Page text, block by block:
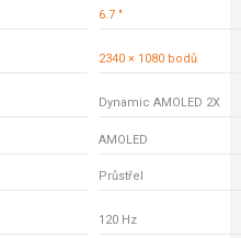
6.7 "
2340 × 1080 bodů
Dynamic AMOLED 2X
AMOLED
Průstřel
120 Hz